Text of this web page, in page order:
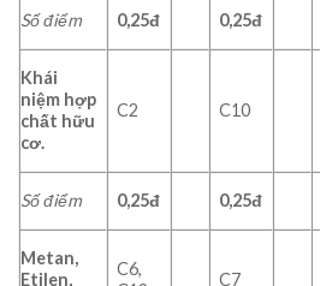
Số điểm 0,25đ 0,25đ
Khái
niệm hợp
chất hữu
cơ.
C2 C10
Số điểm 0,25đ 0,25đ
Metan,
Etilen,
C6,
C7